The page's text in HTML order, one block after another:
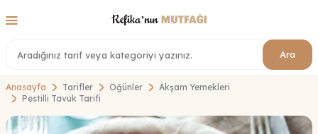
Ara
Anasayfa Tarifler Öğünler
Akşam Yemekleri
Pestilli Tavuk Tarifi